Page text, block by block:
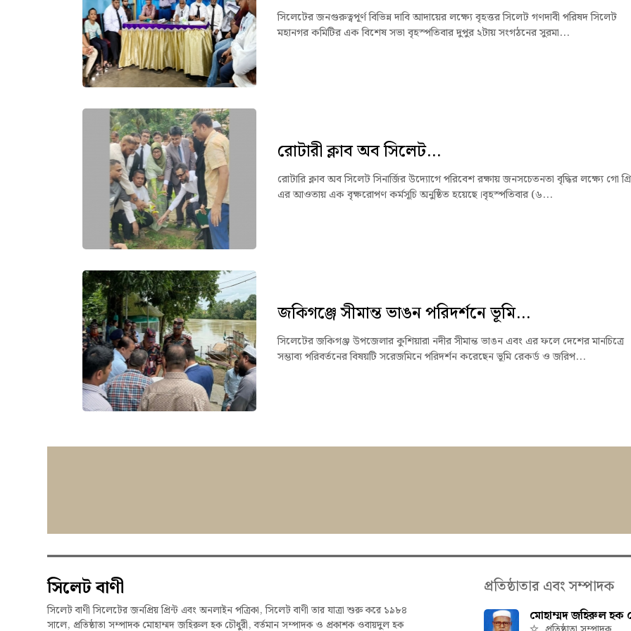
সিলেটের জনগুরুত্বপূর্ণ বিভিন্ন দাবি আদায়ের লক্ষ্যে বৃহত্তর সিলেট গণদাবী পরিষদ সিলেট
মহানগর কমিটির এক বিশেষ সভা বৃহস্পতিবার দুপুর ২টায় সংগঠনের সুরমা...
রোটারী ক্লাব অব সিলেট...
রোটারি ক্লাব অব সিলেট সিনার্জির উদ্যোগে পরিবেশ রক্ষায় জনসচেতনতা বৃদ্ধির লক্ষ্যে গো
এর আওতায় এক বৃক্ষরোপণ কর্মসূচি অনুষ্ঠিত হয়েছে।বৃহস্পতিবার (৬...
জকিগঞ্জে সীমান্ত ভাঙন পরিদর্শনে ভূমি...
সিলেটের জকিগঞ্জ উপজেলার কুশিয়ারা নদীর সীমান্ত ভাঙন এবং এর ফলে দেশের মানচিত্রে
সম্ভাব্য পরিবর্তনের বিষয়টি সরেজমিনে পরিদর্শন করেছেন ভূমি রেকর্ড ও জরিপ...
সিলেট বাণী
সিলেট বাণী সিলেটের জনপ্রিয় প্রিন্ট এবং অনলাইন পত্রিকা, সিলেট বাণী তার যাত্রা শুরু করে ১৯৮৪
সালে, প্রতিষ্ঠাতা সম্পাদক মোহাম্মদ জহিরুল হক চৌধুরী, বর্তমান সম্পাদক ও প্রকাশক ওবায়দুল হক
প্রতিষ্ঠাতার এবং সম্পাদক
মোহাম্মদ জহিরুল হক